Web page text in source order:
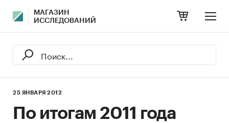
МАГАЗИН
ИССЛЕДОВАНИЙ
25 ЯНВАРЯ 2012
По итогам 2011 года